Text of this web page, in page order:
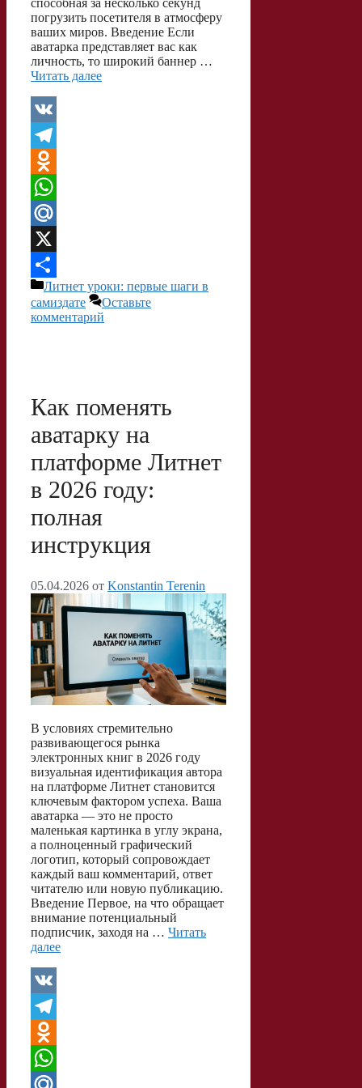
способная за несколько секунд
погрузить посетителя в атмосферу
ваших миров. Введение Если
аватарка представляет вас как
личность, то широкий баннер …
Читать далее
V
K
T
e
g
r
a
O
d
n
o
k
l
n
i
k
i
W
h
a
t
s
M
a
i
l
X
О
т
в
и
т
ь
Рубрики
Литнет уроки: первые шаги в
самиздате
Оставьте
комментарий
Как поменять
аватарку на
платформе Литнет
в 2026 году:
полная
инструкция
05.04.2026 от Konstantin Terenin
В условиях стремительно
развивающегося рынка
электронных книг в 2026 году
визуальная идентификация автора
на платформе Литнет становится
ключевым фактором успеха. Ваша
аватарка — это не просто
маленькая картинка в углу экрана,
а полноценный графический
логотип, который сопровождает
каждый ваш комментарий, ответ
читателю или новую публикацию.
Введение Первое, на что обращает
внимание потенциальный
подписчик, заходя на … Читать
далее
V
K
T
eO
dW